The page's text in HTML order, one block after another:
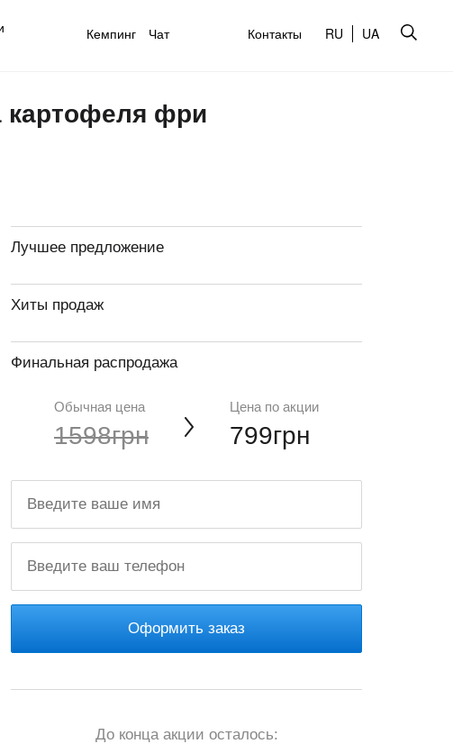
Кемпинг Чат Контакты RU UA
картофеля фри
Лучшее предложение
Хиты продаж
Финальная распродажа
Обычная цена
1598грн
Цена по акции
799грн
Оформить заказ
До конца акции осталось: